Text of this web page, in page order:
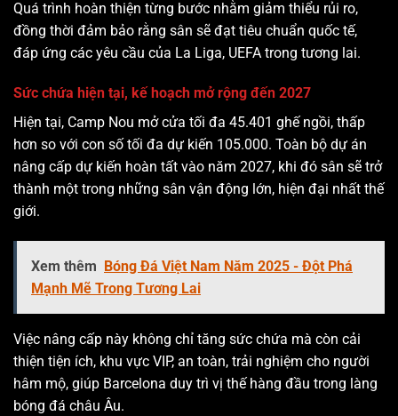
Quá trình hoàn thiện từng bước nhằm giảm thiểu rủi ro,
đồng thời đảm bảo rằng sân sẽ đạt tiêu chuẩn quốc tế,
đáp ứng các yêu cầu của La Liga, UEFA trong tương lai.
Sức chứa hiện tại, kế hoạch mở rộng đến 2027
Hiện tại, Camp Nou mở cửa tối đa 45.401 ghế ngồi, thấp
hơn so với con số tối đa dự kiến 105.000. Toàn bộ dự án
nâng cấp dự kiến hoàn tất vào năm 2027, khi đó sân sẽ trở
thành một trong những sân vận động lớn, hiện đại nhất thế
giới.
Xem thêm Bóng Đá Việt Nam Năm 2025 - Đột Phá
Mạnh Mẽ Trong Tương Lai
Việc nâng cấp này không chỉ tăng sức chứa mà còn cải
thiện tiện ích, khu vực VIP, an toàn, trải nghiệm cho người
hâm mộ, giúp Barcelona duy trì vị thế hàng đầu trong làng
bóng đá châu Âu.